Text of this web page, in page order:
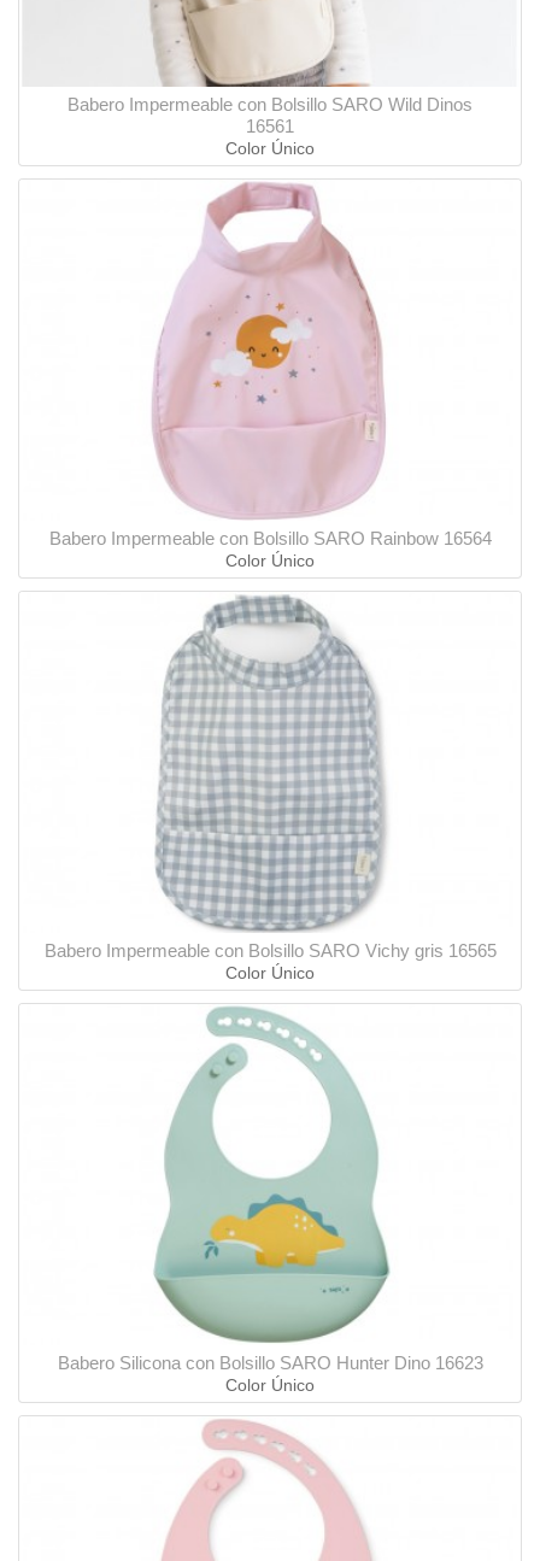
Babero Impermeable con Bolsillo SARO Wild Dinos
16561
Color Único
Babero Impermeable con Bolsillo SARO Rainbow 16564
Color Único
Babero Impermeable con Bolsillo SARO Vichy gris 16565
Color Único
Babero Silicona con Bolsillo SARO Hunter Dino 16623
Color Único